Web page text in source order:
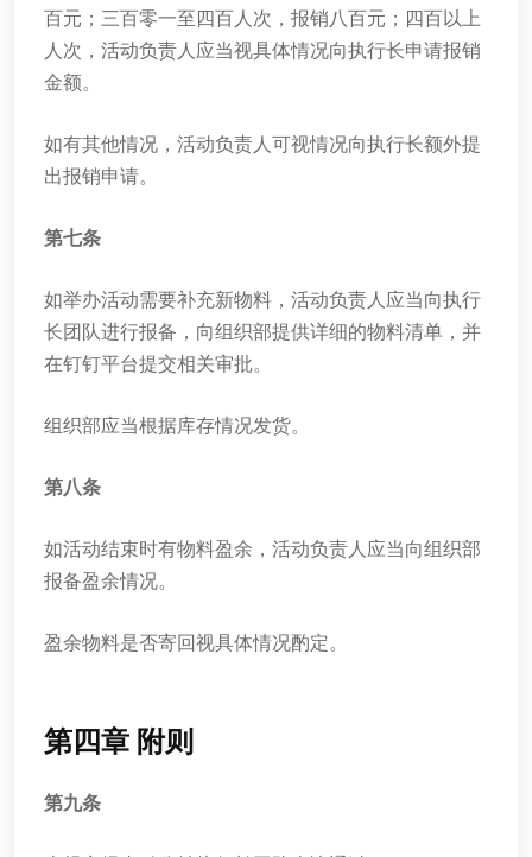
百元；三百零一至四百人次，报销八百元；四百以上
人次，活动负责人应当视具体情况向执行长申请报销
金额。
如有其他情况，活动负责人可视情况向执行长额外提
出报销申请。
第七条
如举办活动需要补充新物料，活动负责人应当向执行
长团队进行报备，向组织部提供详细的物料清单，并
在钉钉平台提交相关审批。
组织部应当根据库存情况发货。
第八条
如活动结束时有物料盈余，活动负责人应当向组织部
报备盈余情况。
盈余物料是否寄回视具体情况酌定。
第四章 附则
第九条